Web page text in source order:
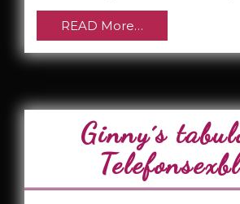
READ More…
Ginny´s